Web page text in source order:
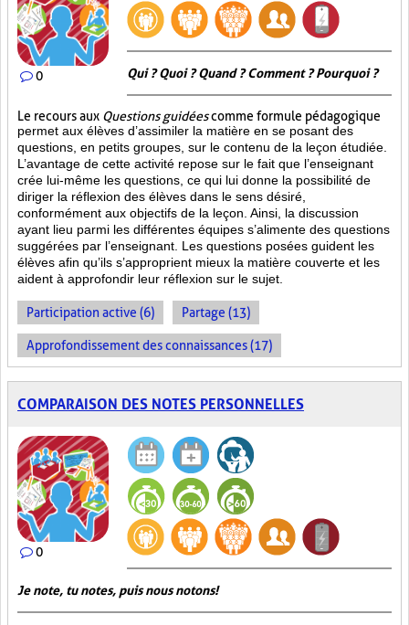
0 Qui ? Quoi ? Quand ? Comment ? Pourquoi ?
Le recours aux Questions guidéescomme formule pédagogique
permet aux élèves d’assimiler la matière en se posant des
questions, en petits groupes, sur le contenu de la leçon étudiée.
L’avantage de cette activité repose sur le fait que l’enseignant
crée lui-même les questions, ce qui lui donne la possibilité de
diriger la réflexion des élèves dans le sens désiré,
conformément aux objectifs de la leçon. Ainsi, la discussion
ayant lieu parmi les différentes équipes s’alimente des questions
suggérées par l’enseignant. Les questions posées guident les
élèves afin qu’ils s’approprient mieux la matière couverte et les
aident à approfondir leur réflexion sur le sujet.
Participation active (6) Partage (13)
Approfondissement des connaissances (17)
COMPARAISON DES NOTES PERSONNELLES
0
Je note, tu notes, puis nous notons!